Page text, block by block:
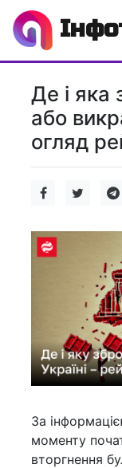
Де і яка
або
огляд
За
моменту
вторгнення